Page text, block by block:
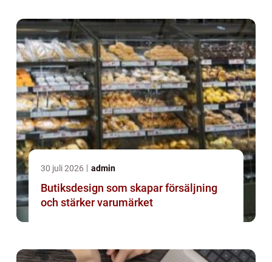
30 juli 2026 admin
Butiksdesign som skapar försäljning
och stärker varumärket